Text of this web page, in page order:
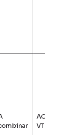
AO + AM +
VT + outros